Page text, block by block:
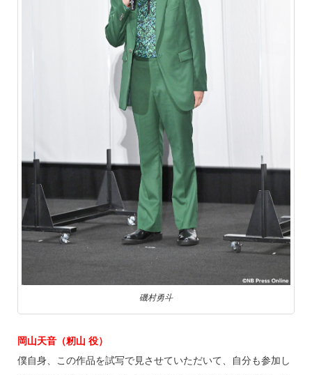
磯村勇斗
岡山天音（籾山 役）
僕自身、この作品を試写で見させていただいて、自分も参加し